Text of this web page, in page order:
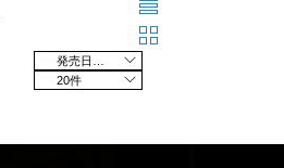
20件